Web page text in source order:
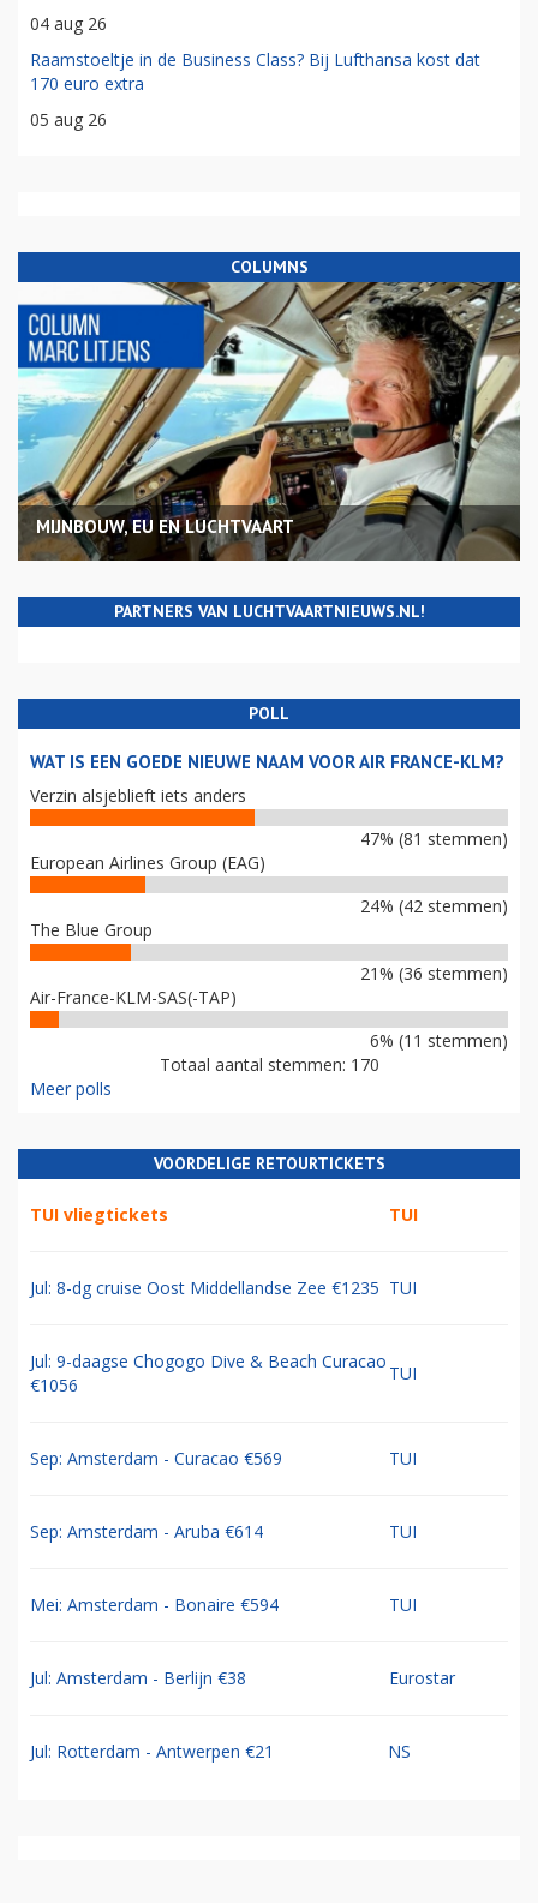
04 aug 26
Raamstoeltje in de Business Class? Bij Lufthansa kost dat
170 euro extra
05 aug 26
COLUMNS
MIJNBOUW, EU EN LUCHTVAART
PARTNERS VAN LUCHTVAARTNIEUWS.NL!
POLL
WAT IS EEN GOEDE NIEUWE NAAM VOOR AIR FRANCE-KLM?
Verzin alsjeblieft iets anders
47% (81 stemmen)
European Airlines Group (EAG)
24% (42 stemmen)
The Blue Group
21% (36 stemmen)
Air-France-KLM-SAS(-TAP)
6% (11 stemmen)
Totaal aantal stemmen: 170
Meer polls
VOORDELIGE RETOURTICKETS
TUI vliegtickets TUI
Jul: 8-dg cruise Oost Middellandse Zee €1235 TUI
Jul: 9-daagse Chogogo Dive & Beach Curacao
€1056
TUI
Sep: Amsterdam - Curacao €569 TUI
Sep: Amsterdam - Aruba €614 TUI
Mei: Amsterdam - Bonaire €594 TUI
Jul: Amsterdam - Berlijn €38 Eurostar
Jul: Rotterdam - Antwerpen €21 NS